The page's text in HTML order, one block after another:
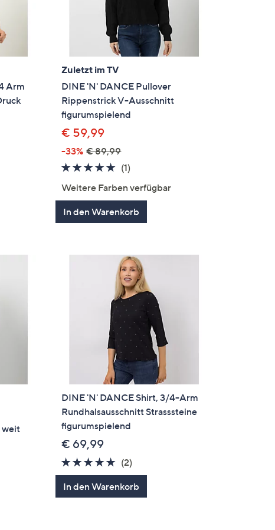
Arm
Zuletzt im TV
DINE 'N' DANCE Pullover
Rippenstrick V-Ausschnitt
figurumspielend
€ 59,99
-33% € 89,99
5.0
(1)
Weitere Farben verfügbar
In den Warenkorb
weit
DINE 'N' DANCE Shirt, 3/4-Arm
Rundhalsausschnitt Strasssteine
figurumspielend
€ 69,99
5.0
von
5
(2)
Bewertungen
In den Warenkorb